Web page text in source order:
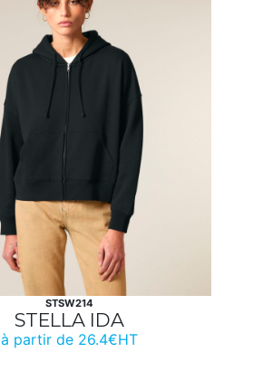
STSW214
STELLA IDA
à partir de 26.4€HT